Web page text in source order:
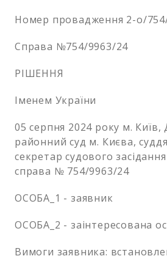
Номер провадження 2-о/
Справа №754/9963/24
РІШЕННЯ
Іменем України
05 серпня 2024 року м. Київ,
районний суд м. Києва,
секретар судового
справа № 754/9963/24
ОСОБА_1 - заявник
ОСОБА_2 - заінтересована
Вимоги заявника: